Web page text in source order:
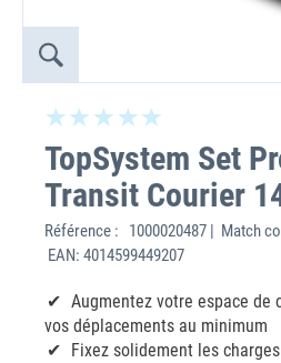
TopSystem Set
Transit Courier
Référence :
1000020487 | Match
EAN: 4014599449207
Augmentez votre espace de
vos déplacements au minimum
Fixez solidement les